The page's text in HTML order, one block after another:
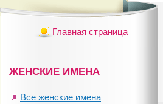
Главная страница
ЖЕНСКИЕ ИМЕНА
Все женские имена